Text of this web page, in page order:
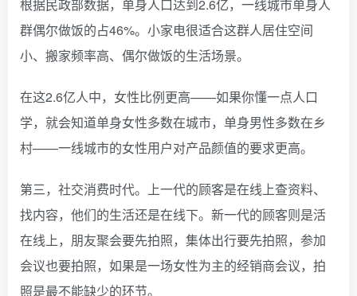
根据民政部数据，单身人口达到2.6亿，一线城市单身人
群偶尔做饭的占46%。小家电很适合这群人居住空间
小、搬家频率高、偶尔做饭的生活场景。
在这2.6亿人中，女性比例更高——如果你懂一点人口
学，就会知道单身女性多数在城市，单身男性多数在乡
村——一线城市的女性用户对产品颜值的要求更高。
第三，社交消费时代。上一代的顾客是在线上查资料、
找内容，他们的生活还是在线下。新一代的顾客则是活
在线上，朋友聚会要先拍照，集体出行要先拍照，参加
会议也要拍照，如果是一场女性为主的经销商会议，拍
照是最不能缺少的环节。